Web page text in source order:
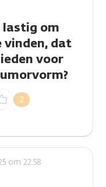
lastig om
vinden, dat
voor
2
een
om 22.58